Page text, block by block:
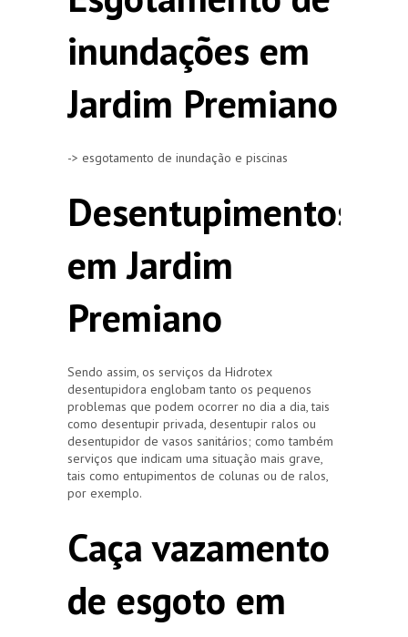
inundações em
Jardim Premiano
-> esgotamento de inundação e piscinas
Desentupimentos
em Jardim
Premiano
Sendo assim, os serviços da Hidrotex
desentupidora englobam tanto os pequenos
problemas que podem ocorrer no dia a dia, tais
como desentupir privada, desentupir ralos ou
desentupidor de vasos sanitários; como também
serviços que indicam uma situação mais grave,
tais como entupimentos de colunas ou de ralos,
por exemplo.
Caça vazamento
de esgoto em